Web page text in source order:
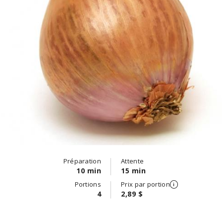
Préparation
10 min
Attente
15 min
Portions
4
Prix par portion
2,89 $